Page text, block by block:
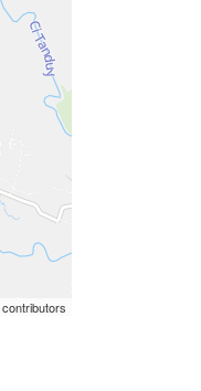
contributors